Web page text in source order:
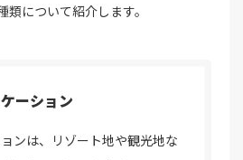
について紹介します。
ーション
ンは、リゾート地や観光地な